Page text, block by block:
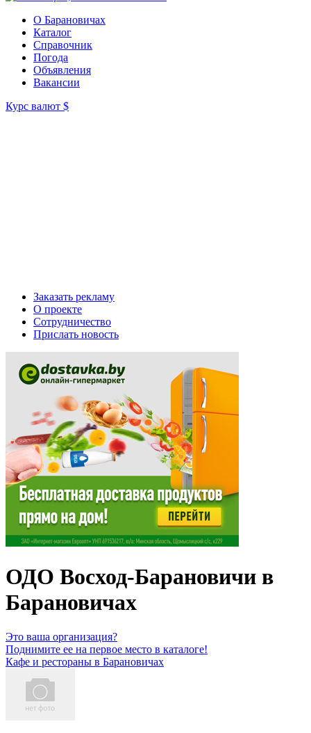
О Барановичах
Каталог
Справочник
Погода
Объявления
Вакансии
Курс валют $
Заказать рекламу
О проекте
Сотрудничество
Прислать новость
ОДО Восход-Барановичи в
Барановичах
Это ваша организация?
Поднимите ее на первое место в каталоге!
Кафе и рестораны в Барановичах